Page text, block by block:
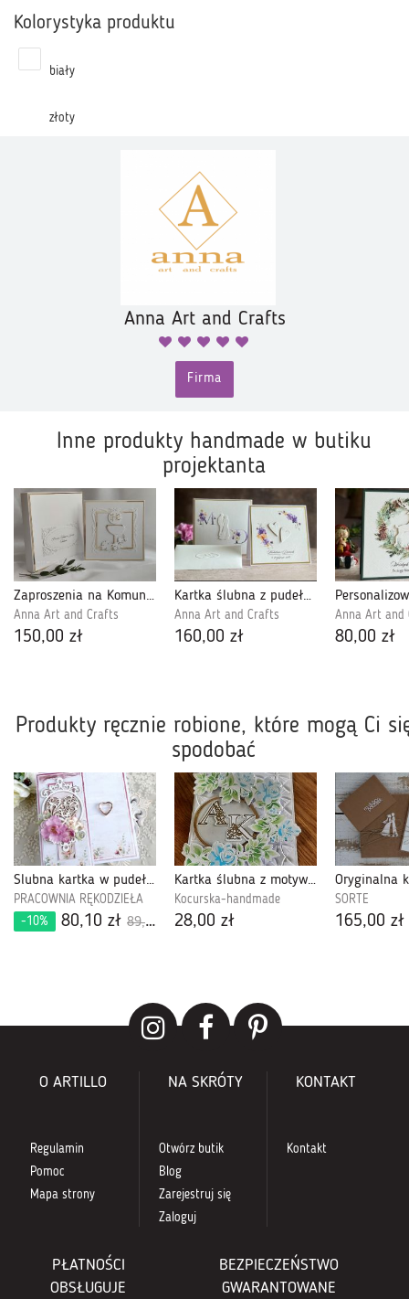
Kolorystyka produktu
biały
złoty
Anna Art and Crafts
Firma
Inne produkty handmade w butiku
projektanta
Zaproszenia na Komunię dla chrzestnych, LG 6
Anna Art and Crafts
150,00 zł
Kartka ślubna z pudełkiem i kopertą, WA 63E
Anna Art and Crafts
160,00 zł
Anna Art and
80,00 zł
Produkty ręcznie robione, które mogą Ci
spodobać
Ślubna kartka w pudełku 956
PRACOWNIA RĘKODZIEŁA
-10%
80,10 zł 89,00 zł
Kartka ślubna z motywem kwiatowym
Kocurska-handmade
28,00 zł
SORTE
165,00 zł
O ARTILLO
Regulamin
Pomoc
Mapa strony
NA SKRÓTY
Otwórz butik
Blog
Zarejestruj się
Zaloguj
KONTAKT
Kontakt
PŁATNOŚCI
OBSŁUGUJE
BEZPIECZEŃSTWO
GWARANTOWANE